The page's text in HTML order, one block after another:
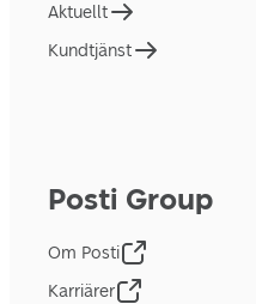
Aktuellt
Kundtjänst
Posti Group
Om Posti
Karriärer